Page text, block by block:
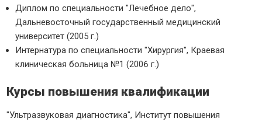
Диплом по специальности "Лечебное дело",
Дальневосточный государственный медицинский
университет (2005 г.)
Интернатура по специальности "Хирургия", Краевая
клиническая больница №1 (2006 г.)
Курсы повышения квалификации
"Ультразвуковая диагностика", Институт повышения